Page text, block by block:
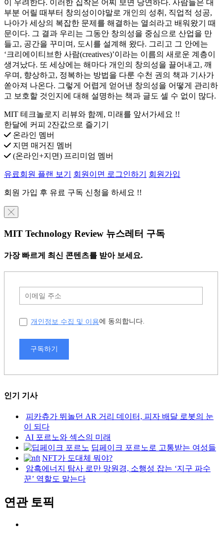
이 우려한다. 이러한 집착은 어찌 보면 당연하다. 사람들은 대
부분 어릴 때부터 창의성이야말로 개인의 성취, 직업적 성공,
나아가 세상의 복잡한 문제를 해결하는 열쇠라고 배워왔기 때
문이다. 그 결과 우리는 그동안 창의성을 중심으로 산업을 만
들고, 공간을 꾸미며, 도시를 설계해 왔다. 그리고 그 안에는
‘크리에이티브한 사람(creatives)’이라는 이름의 새로운 계층이
생겨났다. 또 세상에는 해마다 개인의 창의성을 끌어내고, 깨
우며, 향상하고, 정복하는 방법을 다룬 수천 권의 책과 기사가
쏟아져 나온다. 그렇게 어렵게 얻어낸 창의성을 어떻게 관리하
고 보호할 것인지에 대해 설명하는 책과 글도 셀 수 없이 많다.
MIT 테크놀로지 리뷰와 함께, 미래를 앞서가세요 !!
한달에 커피 2잔값으로 즐기기
온라인 멤버
지면 매거진 멤버
(온라인+지면) 프리미엄 멤버
유료회원 플랜 보기 회원이면 로그인하기 회원가입
회원 가입 후 유료 구독 신청을 하세요 !!
╳
MIT Technology Review 뉴스레터 구독
가장 빠르게 최신 콘텐츠를 받아 보세요.
개인정보 수집 및 이용에 동의합니다.
구독하기
인기 기사
피카츄가 뛰놀던 AR 거리 데이터, 피자 배달 로봇의 눈
이 되다
AI 포르노와 섹스의 미래
딥페이크 포르노로 고통받는 여성들
NFT가 도대체 뭐야?
암흑에너지 탐사 로만 망원경, 소행성 잡는 ‘지구 파수
꾼’ 역할도 맡는다
연관 토픽